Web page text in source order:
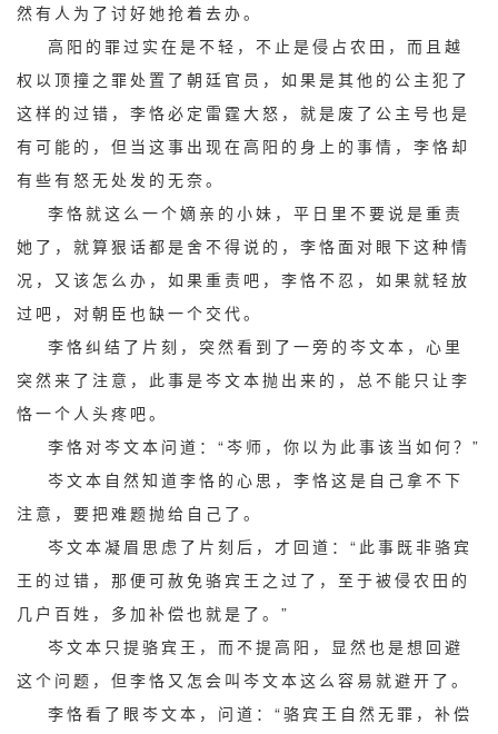
然有人为了讨好她抢着去办。
高阳的罪过实在是不轻，不止是侵占农田，而且越
权以顶撞之罪处置了朝廷官员，如果是其他的公主犯了
这样的过错，李恪必定雷霆大怒，就是废了公主号也是
有可能的，但当这事出现在高阳的身上的事情，李恪却
有些有怒无处发的无奈。
李恪就这么一个嫡亲的小妹，平日里不要说是重责
她了，就算狠话都是舍不得说的，李恪面对眼下这种情
况，又该怎么办，如果重责吧，李恪不忍，如果就轻放
过吧，对朝臣也缺一个交代。
李恪纠结了片刻，突然看到了一旁的岑文本，心里
突然来了注意，此事是岑文本抛出来的，总不能只让李
恪一个人头疼吧。
李恪对岑文本问道：“岑师，你以为此事该当如何？”
岑文本自然知道李恪的心思，李恪这是自己拿不下
注意，要把难题抛给自己了。
岑文本凝眉思虑了片刻后，才回道：“此事既非骆宾
王的过错，那便可赦免骆宾王之过了，至于被侵农田的
几户百姓，多加补偿也就是了。”
岑文本只提骆宾王，而不提高阳，显然也是想回避
这个问题，但李恪又怎会叫岑文本这么容易就避开了。
李恪看了眼岑文本，问道：“骆宾王自然无罪，补偿